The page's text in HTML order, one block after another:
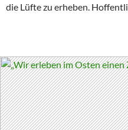
die Lüfte zu erheben.